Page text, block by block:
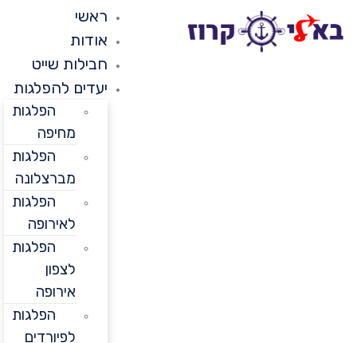
ראשי
אודות
חבילות שייט
יעדים להפלגות
הפלגות
מחיפה
הפלגות
מברצלונה
הפלגות
לאירופה
הפלגות
אירופה
הפלגות
לפיורדים